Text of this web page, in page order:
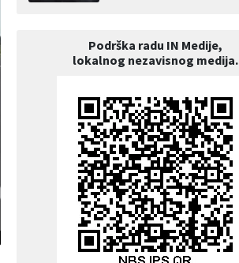
Podrška radu IN Medije,
lokalnog nezavisnog medija.